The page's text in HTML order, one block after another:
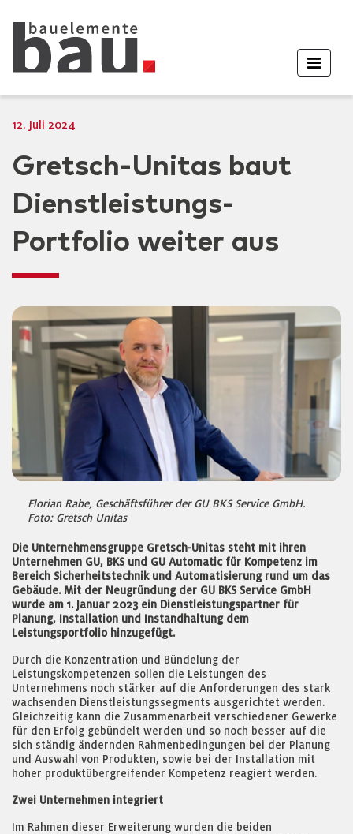
12. Juli 2024
Gretsch-Unitas baut
Dienstleistungs-
Portfolio weiter aus
Florian Rabe, Geschäftsführer der GU BKS Service GmbH.
Foto: Gretsch Unitas
Die Unternehmensgruppe Gretsch-Unitas steht mit ihren
Unternehmen GU, BKS und GU Automatic für Kompetenz im
Bereich Sicherheitstechnik und Automatisierung rund um das
Gebäude. Mit der Neugründung der GU BKS Service GmbH
wurde am 1. Januar 2023 ein Dienstleistungspartner für
Planung, Installation und Instandhaltung dem
Leistungsportfolio hinzugefügt.
Durch die Konzentration und Bündelung der
Leistungskompetenzen sollen die Leistungen des
Unternehmens noch stärker auf die Anforderungen des stark
wachsenden Dienstleistungssegments ausgerichtet werden.
Gleichzeitig kann die Zusammenarbeit verschiedener Gewerke
für den Erfolg gebündelt werden und so noch besser auf die
sich ständig ändernden Rahmenbedingungen bei der Planung
und Auswahl von Produkten, sowie bei der Installation mit
hoher produktübergreifender Kompetenz reagiert werden.
Zwei Unternehmen integriert
Im Rahmen dieser Erweiterung wurden die beiden